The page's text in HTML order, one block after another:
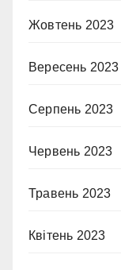
Жовтень 2023
Вересень 2023
Серпень 2023
Червень 2023
Травень 2023
Квітень 2023